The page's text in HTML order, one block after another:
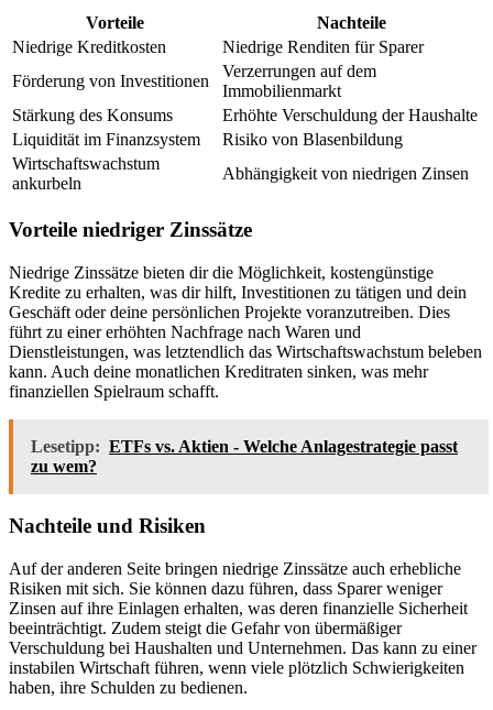
Vorteile
Nachteile
Niedrige Kreditkosten
Niedrige Renditen für Sparer
Förderung von Investitionen
Verzerrungen auf dem
Immobilienmarkt
Stärkung des Konsums
Erhöhte Verschuldung der Haushalte
Liquidität im Finanzsystem
Risiko von Blasenbildung
Wirtschaftswachstum
ankurbeln
Abhängigkeit von niedrigen Zinsen
Vorteile niedriger Zinssätze
Niedrige Zinssätze bieten dir die Möglichkeit, kostengünstige
Kredite zu erhalten, was dir hilft, Investitionen zu tätigen und dein
Geschäft oder deine persönlichen Projekte voranzutreiben. Dies
führt zu einer erhöhten Nachfrage nach Waren und
Dienstleistungen, was letztendlich das Wirtschaftswachstum beleben
kann. Auch deine monatlichen Kreditraten sinken, was mehr
finanziellen Spielraum schafft.
Lesetipp: ETFs vs. Aktien - Welche Anlagestrategie passt
zu wem?
Nachteile und Risiken
Auf der anderen Seite bringen niedrige Zinssätze auch erhebliche
Risiken mit sich. Sie können dazu führen, dass Sparer weniger
Zinsen auf ihre Einlagen erhalten, was deren finanzielle Sicherheit
beeinträchtigt. Zudem steigt die Gefahr von übermäßiger
Verschuldung bei Haushalten und Unternehmen. Das kann zu einer
instabilen Wirtschaft führen, wenn viele plötzlich Schwierigkeiten
haben, ihre Schulden zu bedienen.